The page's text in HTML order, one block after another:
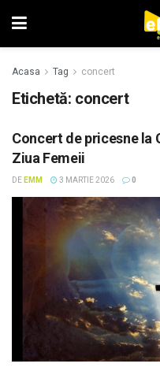
Acasa Tag concert
Etichetă: concert
Concert de pricesne la
Ziua Femeii
DE EMM 3 MARTIE 2026 0